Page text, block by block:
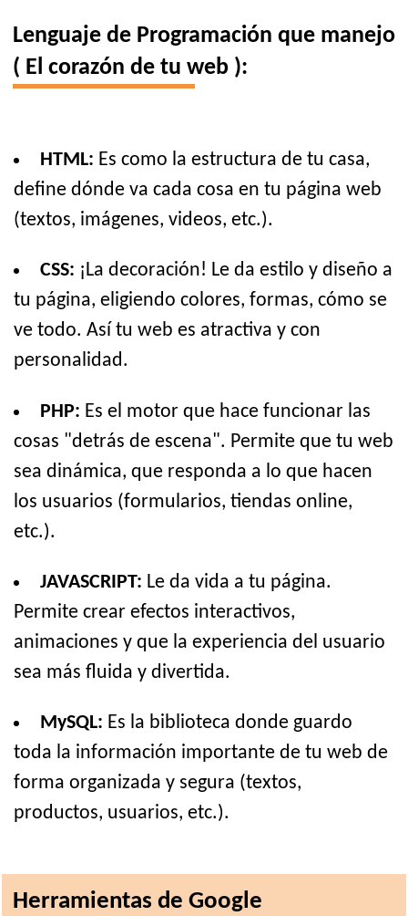
Lenguaje de Programación que manejo
( El corazón de tu web ):
HTML: Es como la estructura de tu casa,
define dónde va cada cosa en tu página web
(textos, imágenes, videos, etc.).
CSS: ¡La decoración! Le da estilo y diseño a
tu página, eligiendo colores, formas, cómo se
ve todo. Así tu web es atractiva y con
personalidad.
PHP: Es el motor que hace funcionar las
cosas "detrás de escena". Permite que tu web
sea dinámica, que responda a lo que hacen
los usuarios (formularios, tiendas online,
etc.).
JAVASCRIPT: Le da vida a tu página.
Permite crear efectos interactivos,
animaciones y que la experiencia del usuario
sea más fluida y divertida.
MySQL: Es la biblioteca donde guardo
toda la información importante de tu web de
forma organizada y segura (textos,
productos, usuarios, etc.).
Herramientas de Google